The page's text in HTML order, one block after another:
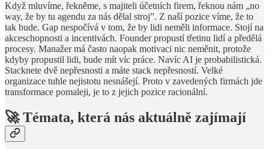
Když mluvíme, řekněme, s majiteli účetních firem, řeknou nám „no
way, že by tu agendu za nás dělal stroj”. Z naší pozice víme, že to
tak bude. Gap nespočívá v tom, že by lidi neměli informace. Stojí na
akceschopnosti a incentivách. Founder propustí třetinu lidí a předělá
procesy. Manažer má často naopak motivaci nic neměnit, protože
kdyby propustil lidi, bude mít víc práce. Navíc AI je probabilistická.
Stacknete dvě nepřesnosti a máte stack nepřesností. Velké
organizace tuhle nejistotu nesnášejí. Proto v zavedených firmách jde
transformace pomaleji, je to z jejich pozice racionální.
🚀Témata, která nás aktuálně zajímají